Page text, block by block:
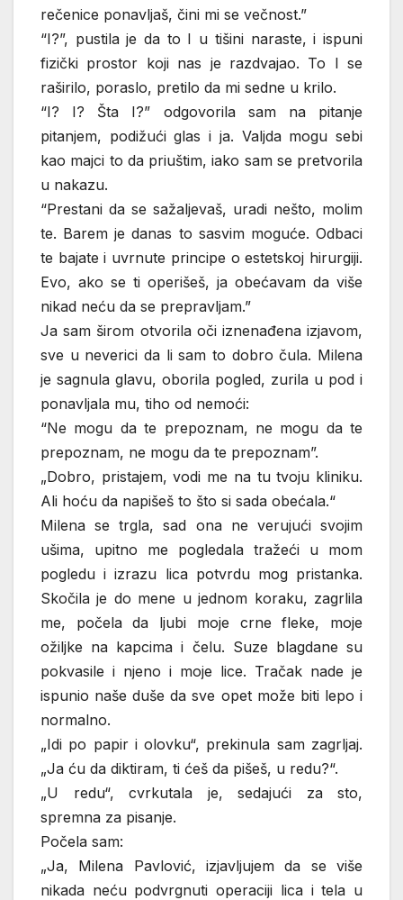
rečenice ponavljaš, čini mi se večnost.”
“I?”, pustila je da to I u tišini naraste, i ispuni
fizički prostor koji nas je razdvajao. To I se
raširilo, poraslo, pretilo da mi sedne u krilo.
“I? I? Šta I?” odgovorila sam na pitanje
pitanjem, podižući glas i ja. Valjda mogu sebi
kao majci to da priuštim, iako sam se pretvorila
u nakazu.
“Prestani da se sažaljevaš, uradi nešto, molim
te. Barem je danas to sasvim moguće. Odbaci
te bajate i uvrnute principe o estetskoj hirurgiji.
Evo, ako se ti operišeš, ja obećavam da više
nikad neću da se prepravljam.”
Ja sam širom otvorila oči iznenađena izjavom,
sve u neverici da li sam to dobro čula. Milena
je sagnula glavu, oborila pogled, zurila u pod i
ponavljala mu, tiho od nemoći:
“Ne mogu da te prepoznam, ne mogu da te
prepoznam, ne mogu da te prepoznam”.
„Dobro, pristajem, vodi me na tu tvoju kliniku.
Ali hoću da napišeš to što si sada obećala.“
Milena se trgla, sad ona ne verujući svojim
ušima, upitno me pogledala tražeći u mom
pogledu i izrazu lica potvrdu mog pristanka.
Skočila je do mene u jednom koraku, zagrlila
me, počela da ljubi moje crne fleke, moje
ožiljke na kapcima i čelu. Suze blagdane su
pokvasile i njeno i moje lice. Tračak nade je
ispunio naše duše da sve opet može biti lepo i
normalno.
„Idi po papir i olovku“, prekinula sam zagrljaj.
„Ja ću da diktiram, ti ćeš da pišeš, u redu?“.
„U redu“, cvrkutala je, sedajući za sto,
spremna za pisanje.
Počela sam:
„Ja, Milena Pavlović, izjavljujem da se više
nikada neću podvrgnuti operaciji lica i tela u